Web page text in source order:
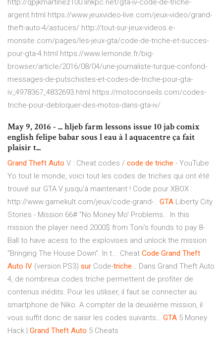
http://qpjkmartinez100.linkpc.net/gta-iv-code-de-triche-
argent.html https://www.jeuxvideo-live.com/jeux-video/grand-
theft-auto-4/astuces/ http://tout-sur-jeux-videos.e-
monsite.com/pages/les-jeux-gta/code-de-triche-et-succes-
pour-gta-4.html https://www.lemonde.fr/big-
browser/article/2016/08/04/une-journaliste-turque-confond-
messages-de-putschistes-et-codes-de-triche-pour-gta-
iv_4978367_4832693.html https://motoconseils.com/codes-
triche-pour-debloquer-des-motos-dans-gta-iv/
May 9, 2016 - ... hljeb farm lessons issue 10 jab comix
english felipe babar sous l eau à l aquacentre ça fait
plaisir t...
Grand Theft Auto V : Cheat codes / code de triche - YouTube
Yo tout le monde, voici tout les codes de triches qui ont été
trouvé sur GTA V jusqu'à maintenant ! Code pour XBOX :
http://www.gamekult.com/jeux/code-grand-.. GTA Liberty City
Stories - Mission 66# "No Money Mo' Problems… In this
mission the player need 2000$ from Toni's founds to pay 8-
Ball to have acess to the explovises and unlock the mission
"Bringing The House Down". In t... Cheat Code Grand Theft
Auto IV (version PS3) sur Code-triche… Dans Grand Theft Auto
4, de nombreux codes triche permettent de profiter de
contenus inédits. Pour les utiliser, il faut se connecter au
smartphone de Niko. A compter de la deuxième mission, il
vous suffit donc de saisir les codes suivants… GTA 5 Money
Hack | Grand Theft Auto 5 Cheats